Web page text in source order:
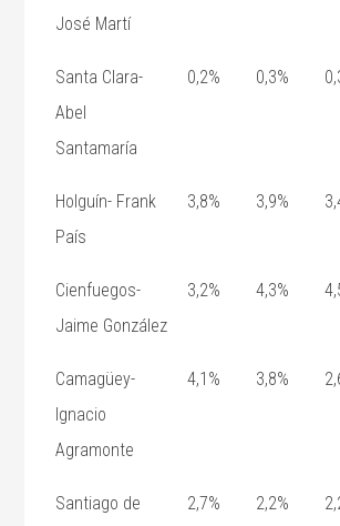
José Martí
Santa Clara-
Abel
Santamaría
0,2% 0,3%
Holguín- Frank
País
3,8% 3,9%
Cienfuegos-
Jaime González
3,2% 4,3%
Camagüey-
Ignacio
Agramonte
4,1% 3,8%
Santiago de
2,7% 2,2%